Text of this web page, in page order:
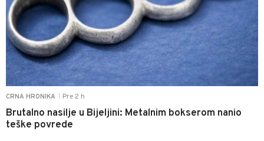
CRNA HRONIKA Pre 2 h
Brutalno nasilje u Bijeljini: Metalnim bokserom nanio
teške povrede